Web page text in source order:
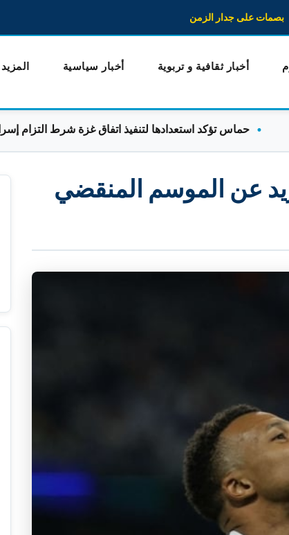
بصمات على جدار الزمن
أخبار ثقافية و تربوية أخبار سياسية المزيد
حماس تؤكد استعدادها لتنفيذ اتفاق غزة شرط التزام إسرائيل به
عن الموسم المنقضي